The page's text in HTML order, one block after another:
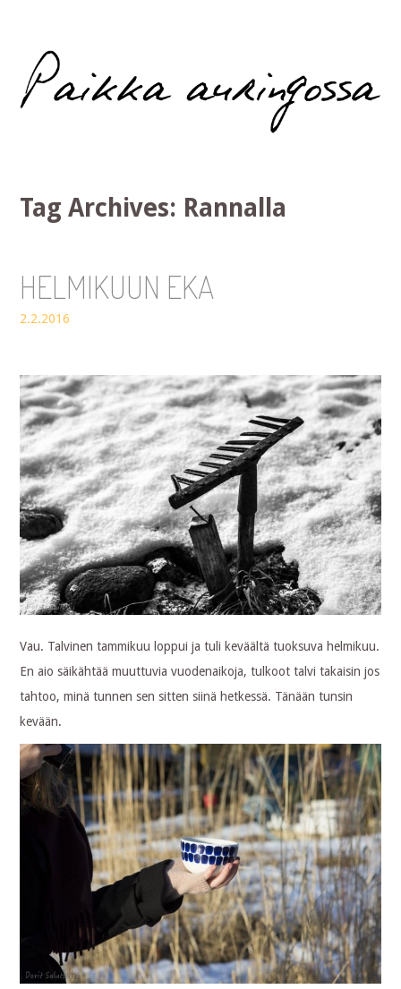
Paikka auringossa
Tag Archives: Rannalla
HELMIKUUN EKA
2.2.2016
Vau. Talvinen tammikuu loppui ja tuli keväältä tuoksuva helmikuu.
En aio säikähtää muuttuvia vuodenaikoja, tulkoot talvi takaisin jos
tahtoo, minä tunnen sen sitten siinä hetkessä. Tänään tunsin
kevään.